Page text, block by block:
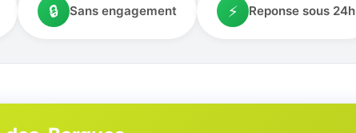
🔒 Sans engagement ⚡ Reponse sous 24h